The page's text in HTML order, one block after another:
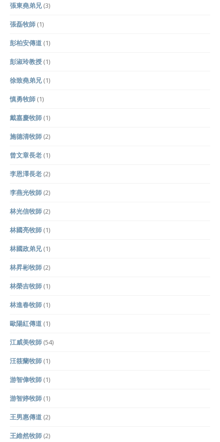
張東堯弟兄(3)
張磊牧師 (1)
彭柏安傳道 (1)
彭淑玲教授 (1)
徐致堯弟兄(1)
慎勇牧師 (1)
戴嘉慶牧師 (1)
施德清牧師 (2)
曾文章長老 (1)
李恩澤長老 (2)
李燕光牧師 (2)
林光信牧師 (2)
林國亮牧師 (1)
林國政弟兄(1)
林昇彬牧師 (2)
林榮吉牧師 (1)
林進春牧師 (1)
歐陽紅傳道 (1)
江威美牧師 (54)
汪筱蘭牧師 (1)
游智偉牧師 (1)
游智婷牧師 (1)
王男惠傳道 (2)
王維然牧師 (2)